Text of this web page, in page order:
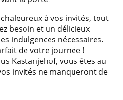
à vos invités, tout
besoin et un délicieux
indulgences nécessaires.
de votre journée !
Kastanjehof, vous êtes au
invités ne manqueront de